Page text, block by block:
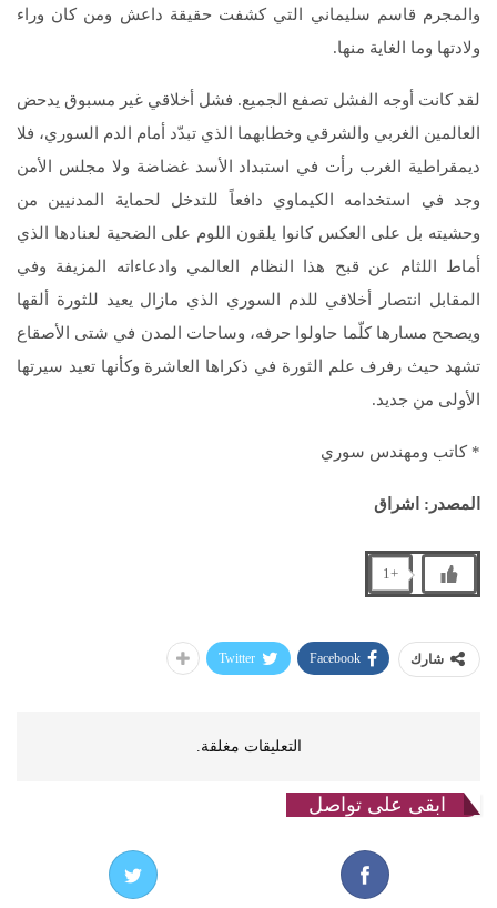
والمجرم قاسم سليماني التي كشفت حقيقة داعش ومن كان وراء
ولادتها وما الغاية منها.
لقد كانت أوجه الفشل تصفع الجميع. فشل أخلاقي غير مسبوق يدحض
العالمين الغربي والشرقي وخطابهما الذي تبدّد أمام الدم السوري، فلا
ديمقراطية الغرب رأت في استبداد الأسد غضاضة ولا مجلس الأمن
وجد في استخدامه الكيماوي دافعاً للتدخل لحماية المدنيين من
وحشيته بل على العكس كانوا يلقون اللوم على الضحية لعنادها الذي
أماط اللثام عن قبح هذا النظام العالمي وادعاءاته المزيفة وفي
المقابل انتصار أخلاقي للدم السوري الذي مازال يعيد للثورة ألقها
ويصحح مسارها كلّما حاولوا حرفه، وساحات المدن في شتى الأصقاع
تشهد حيث رفرف علم الثورة في ذكراها العاشرة وكأنها تعيد سيرتها
الأولى من جديد.
* كاتب ومهندس سوري
المصدر: اشراق
+1
شارك Facebook
Twitter
التعليقات مغلقة.
ابقى على تواصل